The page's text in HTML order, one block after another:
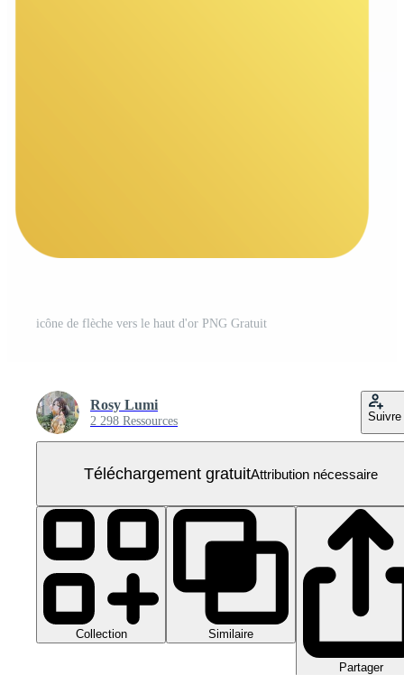
icône de flèche vers le haut d'or PNG Gratuit
Rosy Lumi
2 298 Ressources Suivre
Téléchargement gratuitAttribution nécessaire
Collection Similaire
Partager